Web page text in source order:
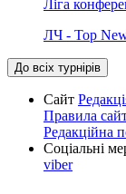
Ліга
ЛЧ - Top
До всіх турнірів
Сайт
Правила
Редакційна
Соціальні
viber